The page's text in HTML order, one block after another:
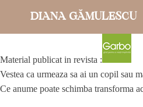
DIANA GĂMULESCU
Material publicat in revista :
Vestea ca urmeaza sa ai un copil sau
Ce anume poate schimba transforma